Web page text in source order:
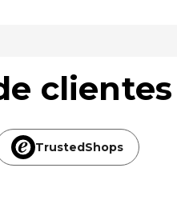
clientes
TrustedShops